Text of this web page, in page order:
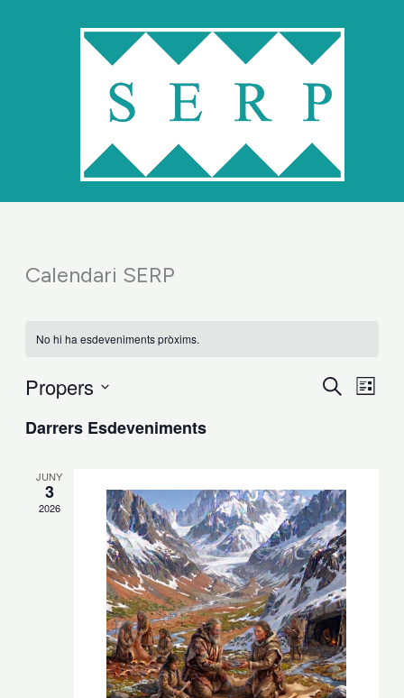
Calendari SERP
No hi ha esdeveniments pròxims.
Navegació
Cerca
Llista
Propers
una
Darrers Esdeveniments
JUNY
3
2026